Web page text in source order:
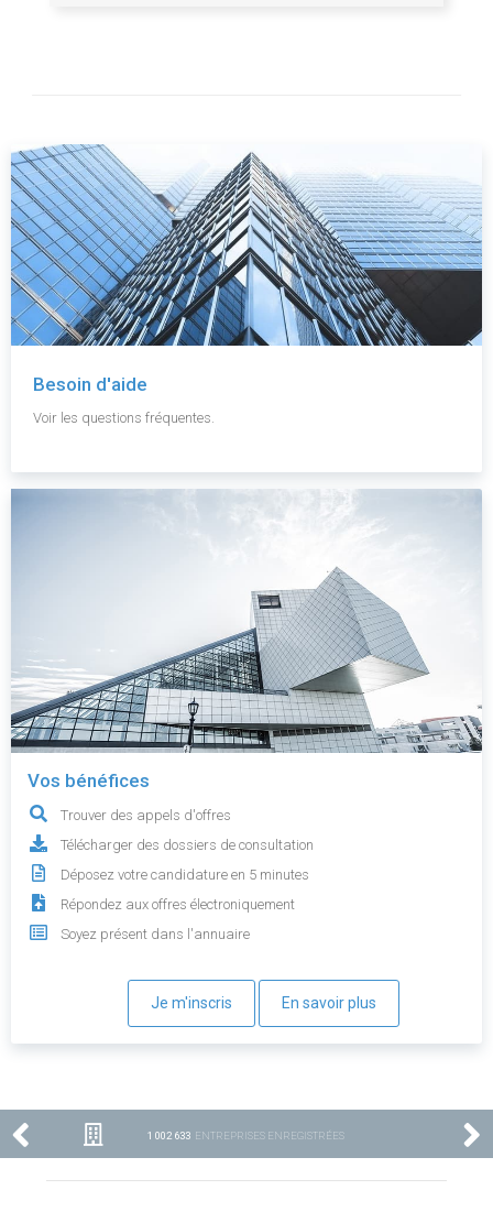
Besoin d'aide
Voir les questions fréquentes.
Vos bénéfices
Trouver des appels d'offres
Télécharger des dossiers de consultation
Déposez votre candidature en 5 minutes
Répondez aux offres électroniquement
Soyez présent dans l'annuaire
Je m'inscris En savoir plus
1 002 633 ENTREPRISES ENREGISTRÉES